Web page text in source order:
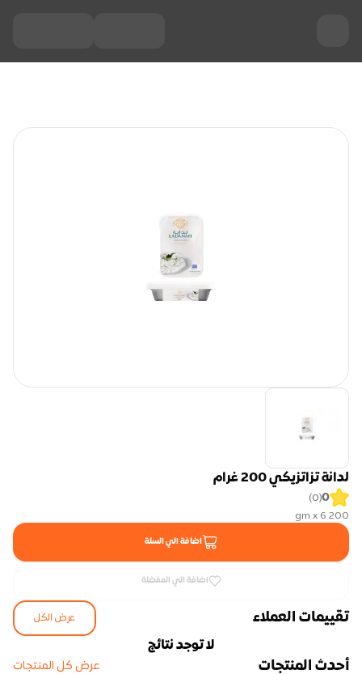
لدانة تزاتزيكي 200 غرام
0
(
0
)
200 gm x 6
اضافة الي السلة
اضافة الي المفضلة
تقييمات العملاء عرض الكل
لا توجد نتائج
أحدث المنتجات عرض كل المنتجات